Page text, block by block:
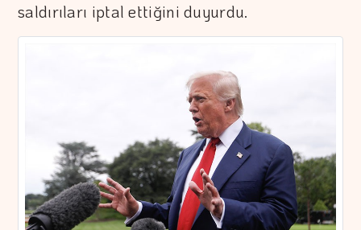
saldırıları iptal ettiğini duyurdu.